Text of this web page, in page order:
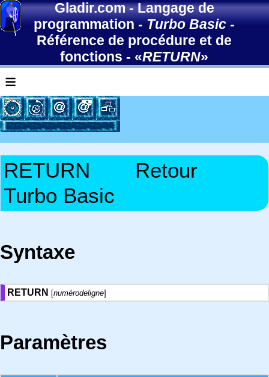
Gladir.com-Langage de
programmation-Turbo Basic-
Référence de procédure et de
fonctions - «RETURN»
≡
RETURN
Retour
Turbo Basic
Syntaxe
RETURN [numérodeligne]
Paramètres